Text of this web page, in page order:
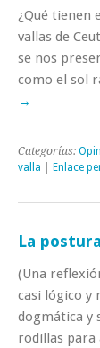
¿Qué tienen
vallas de
se nos
como el sol
→
Categorías:
valla
Enlace
La
(Una
casi lógico y
dogmática y
rodillas para